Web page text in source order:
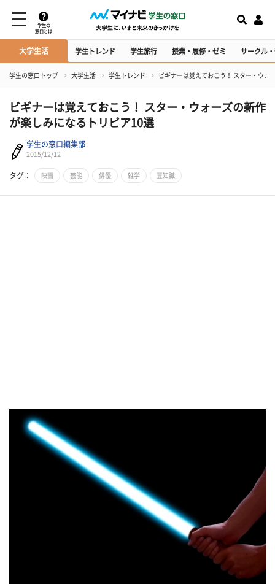
学生の
窓口とは
大学生活 学生トレンド 学生旅行 授業・履修・ゼミ サークル
学生の窓口トップ 大学生活 学生トレンド ビギナーは覚えておこう！ スター・ウォ
ビギナーは覚えておこう！ スター・ウォーズの新作
が楽しみになるトリビア10選
学生の窓口編集部
2015/12/12
タグ： 映画 芸能 俳優 雑学 豆知識